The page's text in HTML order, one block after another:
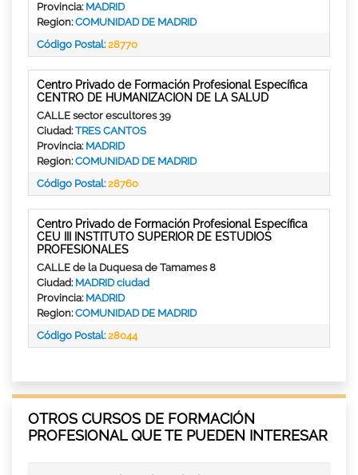
Provincia: MADRID
Region:COMUNIDAD DE MADRID
Código Postal:28770
Centro Privado de Formación Profesional Específica
CENTRO DE HUMANIZACION DE LA SALUD
CALLE sector escultores 39
Ciudad:TRES CANTOS
Provincia: MADRID
Region:COMUNIDAD DE MADRID
Código Postal:28760
Centro Privado de Formación Profesional Específica
CEU III INSTITUTO SUPERIOR DE ESTUDIOS
PROFESIONALES
CALLE de la Duquesa de Tamames 8
Ciudad: MADRID ciudad
Provincia: MADRID
Region:COMUNIDAD DE MADRID
Código Postal:28044
OTROS CURSOS DE FORMACIÓN
PROFESIONAL QUE TE PUEDEN INTERESAR